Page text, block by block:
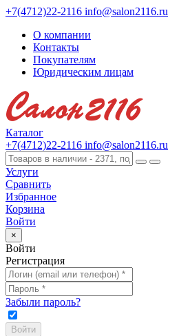
+7(4712)22-2116 info@salon2116.ru
О компании
Контакты
Покупателям
Юридическим лицам
Каталог
+7(4712)22-2116 info@salon2116.ru
Услуги
Сравнить
Избранное
Корзина
Войти
×
Войти
Регистрация
Забыли пароль?